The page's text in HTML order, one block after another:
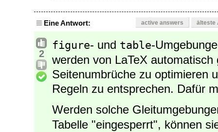
Eine Antwort: active answers älteste
2
figure- und table-
werden von LaTeX
Seitenumbrüche zu optimieren
Regeln zu entsprechen. Dafür
Werden solche
Tabelle "eingesperrt", können